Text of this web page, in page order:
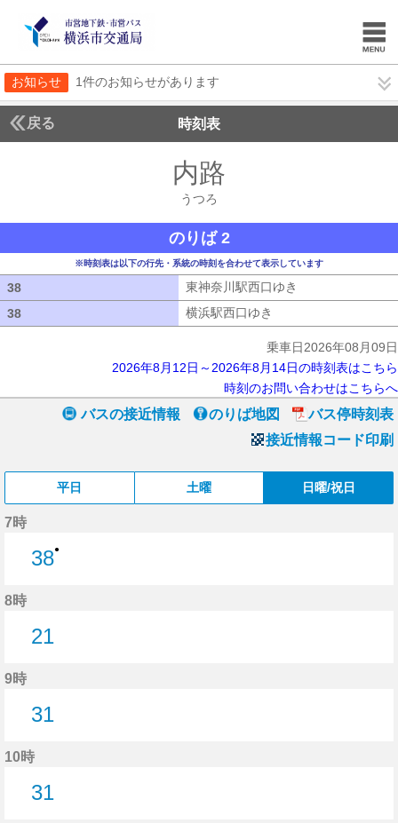
お知らせ 1件のお知らせがあります
戻る 時刻表
内路
うつろ
のりば 2
※時刻表は以下の行先・系統の時刻を合わせて表示しています
38 東神奈川駅西口ゆき
38
横浜駅西口ゆき
乗車日2026年08月09日
2026年8月12日～2026年8月14日の時刻表はこちら
時刻のお問い合わせはこちらへ
バスの接近情報 のりば地図
バス停時刻表
接近情報コード印刷
平日 土曜 日曜/祝日
7時
38●
8時
21
9時
31
10時
31